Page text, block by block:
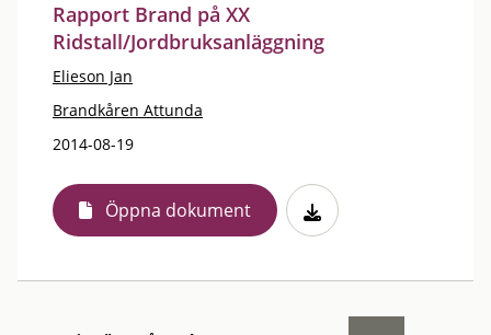
Rapport Brand på XX
Ridstall/Jordbruksanläggning
Elieson Jan
Brandkåren Attunda
2014-08-19
Öppna dokument